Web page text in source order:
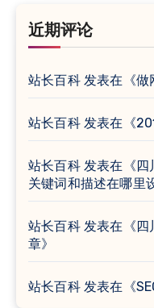
近期评论
站长百科发表在《做
站长百科发表在《
站长百科发表在《四
关键词和描述在哪里
站长百科发表在《四
章》
站长百科发表在《